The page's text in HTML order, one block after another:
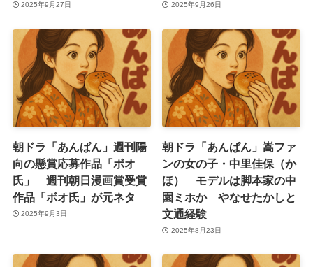
2025年9月27日 2025年9月26日
朝ドラ「あんぱん」週刊陽
向の懸賞応募作品「ボオ
氏」 週刊朝日漫画賞受賞
作品「ボオ氏」が元ネタ
2025年9月3日
朝ドラ「あんぱん」嵩ファ
ンの女の子・中里佳保（か
ほ） モデルは脚本家の中
園ミホか やなせたかしと
文通経験
2025年8月23日